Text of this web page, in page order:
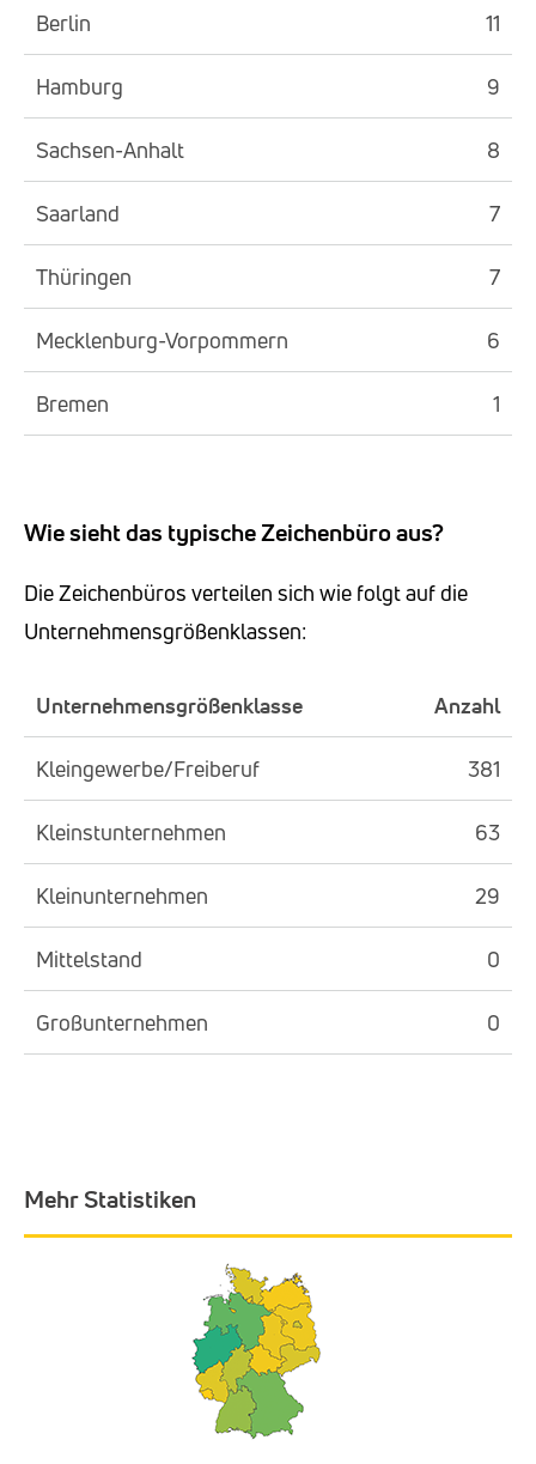
Berlin 11
Hamburg 9
Sachsen-Anhalt 8
Saarland 7
Thüringen 7
Mecklenburg-Vorpommern 6
Bremen 1
Wie sieht das typische Zeichenbüro aus?
Die Zeichenbüros verteilen sich wie folgt auf die
Unternehmensgrößenklassen:
Unternehmensgrößenklasse Anzahl
Kleingewerbe/Freiberuf 381
Kleinstunternehmen 63
Kleinunternehmen 29
Mittelstand 0
Großunternehmen 0
Mehr Statistiken